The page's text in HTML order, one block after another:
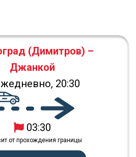
(Димитров) –
Джанкой
20:30
03:30
от прохождения границы